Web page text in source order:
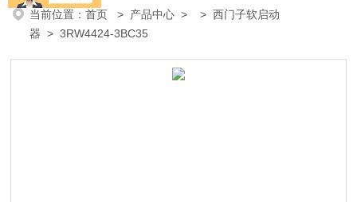
当前位置：首页 > 产品中心 > >西门子软启动
器 > 3RW4424-3BC35